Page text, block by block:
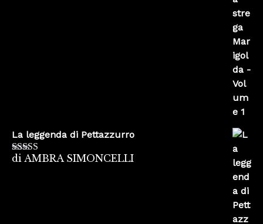
La leggenda di Pettazzurro
Valutato5su
di AMBRA SIMONCELLI